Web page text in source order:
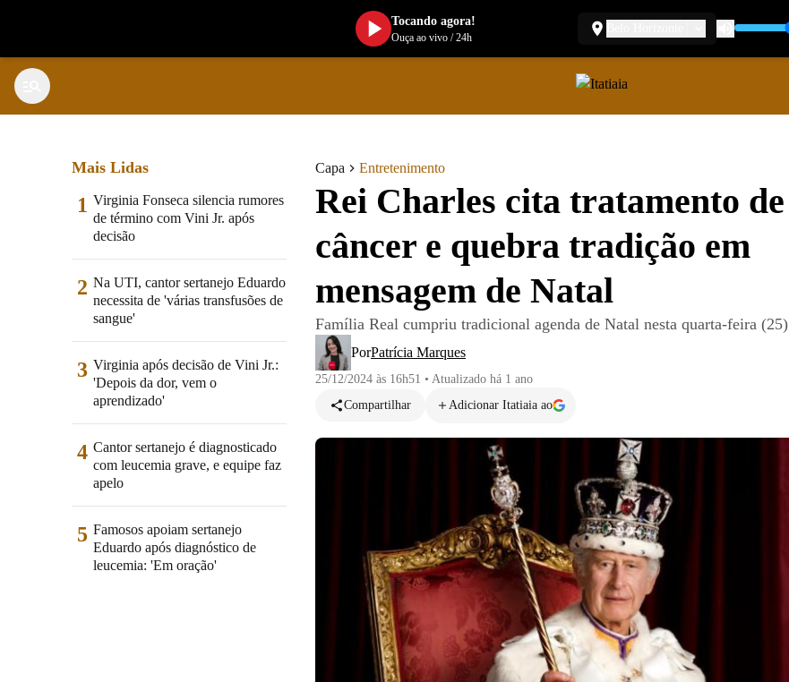
Capa Entretenimento
Rei Charles cita tratamento de
câncer e quebra tradição em
mensagem de Natal
Família Real cumpriu tradicional agenda de Natal nesta quarta-feira (25)
PorPatrícia Marques
25/12/2024 às 16h51 • Atualizado há 1 ano
Compartilhar
Adicionar Itatiaia ao
Mais Lidas
1 Virginia Fonseca silencia rumores
de término com Vini Jr. após
decisão
2 Na UTI, cantor sertanejo Eduardo
necessita de 'várias transfusões de
sangue'
3 Virginia após decisão de Vini Jr.:
'Depois da dor, vem o
aprendizado'
4 Cantor sertanejo é diagnosticado
com leucemia grave, e equipe faz
apelo
5 Famosos apoiam sertanejo
Eduardo após diagnóstico de
leucemia: 'Em oração'
Tocando agora!
Ouça ao vivo/24h